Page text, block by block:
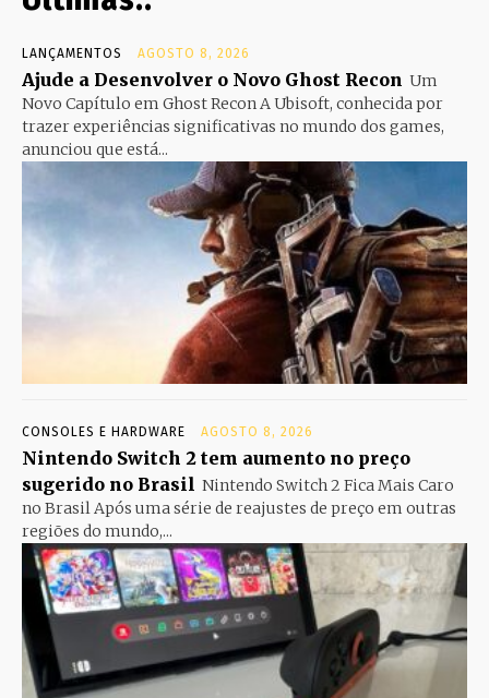
LANÇAMENTOS AGOSTO 8, 2026
Ajude a Desenvolver o Novo Ghost Recon Um
Novo Capítulo em Ghost Recon A Ubisoft, conhecida por
trazer experiências significativas no mundo dos games,
anunciou que está...
CONSOLES E HARDWARE AGOSTO 8, 2026
Nintendo Switch 2 tem aumento no preço
sugerido no Brasil Nintendo Switch 2 Fica Mais Caro
no Brasil Após uma série de reajustes de preço em outras
regiões do mundo,...